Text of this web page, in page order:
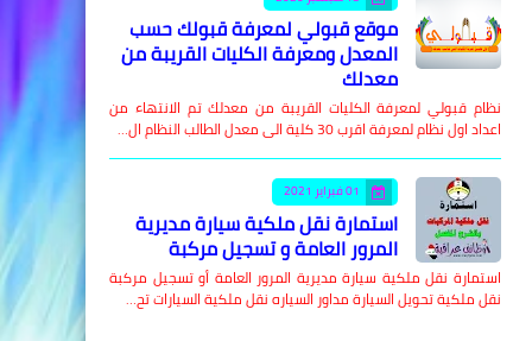
موقع قبولي لمعرفة قبولك حسب
المعدل ومعرفة الكليات القريبة من
معدلك
نظام قبولي لمعرفة الكليات القريبة من معدلك تم الانتهاء من
اعداد اول نظام لمعرفة اقرب 30 كلية الى معدل الطالب النظام ال…
01 فبراير 2021
استمارة نقل ملكية سيارة مديرية
المرور العامة و تسجيل مركبة
استمارة نقل ملكية سيارة مديرية المرور العامة أو تسجيل مركبة
نقل ملكية تحويل السيارة مداور السياره نقل ملكية السيارات تح…